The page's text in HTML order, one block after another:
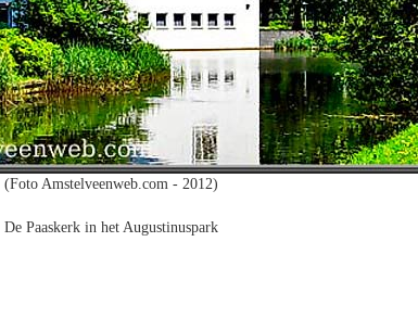
(Foto Amstelveenweb.com - 2012)
De Paaskerk in het Augustinuspark